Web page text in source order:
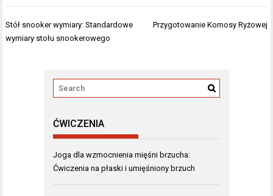
Nawigacja
wpisu
Stół snooker wymiary: Standardowe
wymiary stołu snookerowego
Przygotowanie Komosy Ryżowej
ĆWICZENIA
Joga dla wzmocnienia mięśni brzucha:
Ćwiczenia na płaski i umięśniony brzuch